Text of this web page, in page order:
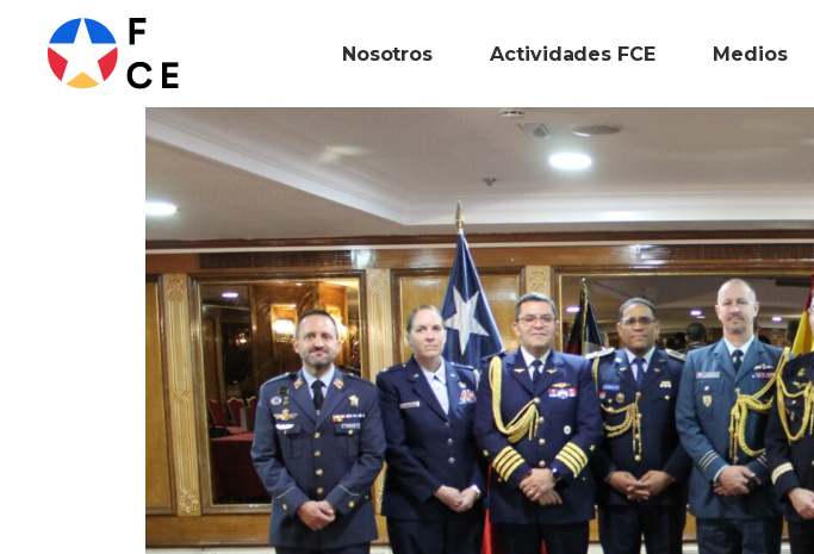
Nosotros Actividades FCE Medios